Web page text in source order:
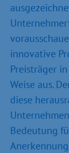
innovative
Preisträger
Weise aus.
diese
Bedeutung